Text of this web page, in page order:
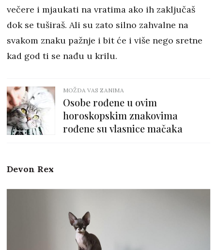
večere i mjaukati na vratima ako ih zaključaš
dok se tuširaš. Ali su zato silno zahvalne na
svakom znaku pažnje i bit će i više nego sretne
kad god ti se nađu u krilu.
MOŽDA VAS ZANIMA
Osobe rođene u ovim
horoskopskim znakovima
rođene su vlasnice mačaka
Devon Rex